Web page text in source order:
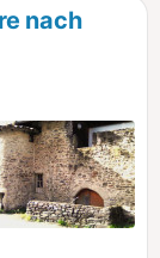
nach